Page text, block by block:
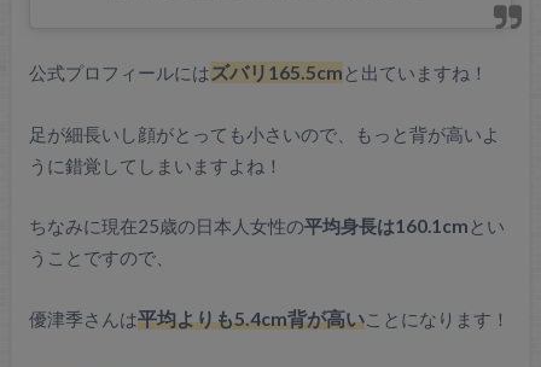
公式プロフィールにはズバリ165.5cmと出ていますね！
足が細長いし顔がとっても小さいので、もっと背が高いよ
うに錯覚してしまいますよね！
ちなみに現在25歳の日本人女性の平均身長は160.1cmとい
うことですので、
優津季さんは平均よりも5.4cm背が高いことになります！